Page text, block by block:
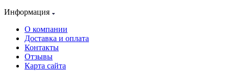
Информация
О компании
Доставка и оплата
Контакты
Отзывы
Карта сайта